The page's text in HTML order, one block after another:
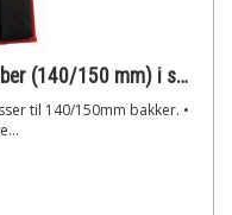
Diesella Polytex taske til alu. kæber (140/150 mm) i sæt (4 sæt)
til 140/150mm bakker. •